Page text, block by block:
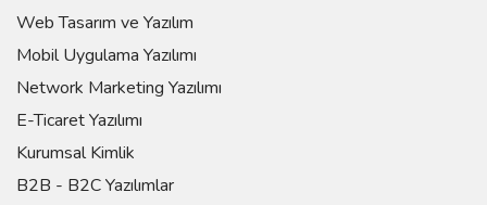
Web Tasarım ve Yazılım
Mobil Uygulama Yazılımı
Network Marketing Yazılımı
E-Ticaret Yazılımı
Kurumsal Kimlik
B2B - B2C Yazılımlar